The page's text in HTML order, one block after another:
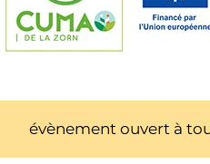
évènement ouvert à